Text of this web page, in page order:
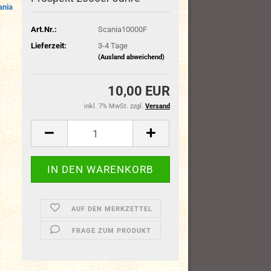
Art.Nr.:
Scania10000F
Lieferzeit:
3-4 Tage
(Ausland abweichend)
10,00 EUR
inkl. 7% MwSt. zzgl. Versand
AUF DEN MERKZETTEL
FRAGE ZUM PRODUKT